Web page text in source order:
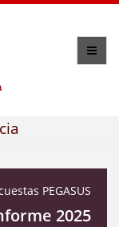
PEGASUS
2025